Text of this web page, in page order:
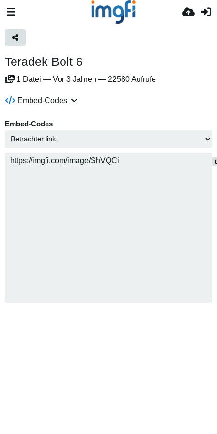
Teradek Bolt 6
1 Datei — Vor 3 Jahren — 22580 Aufrufe
Embed-Codes
Embed-Codes